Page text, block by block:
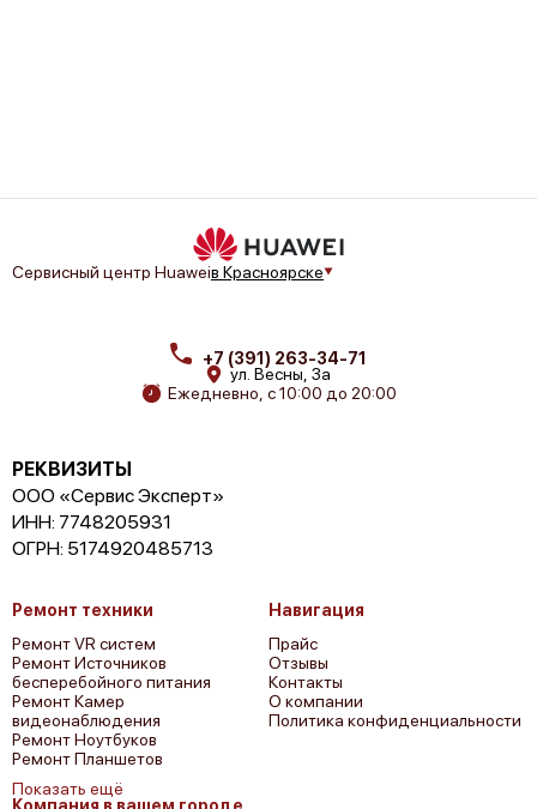
Сервисный центр Huaweiв Красноярске
+7 (391) 263-34-71
ул. Весны, 3а
Ежедневно, с 10:00 до 20:00
РЕКВИЗИТЫ
ООО «Сервис Эксперт»
ИНН: 7748205931
ОГРН: 5174920485713
Ремонт техники
Ремонт VR систем
Ремонт Источников
бесперебойного питания
Ремонт Камер
видеонаблюдения
Ремонт Ноутбуков
Ремонт Планшетов
Показать ещё
Компания в вашем городе
Навигация
Прайс
Отзывы
Контакты
О компании
Политика конфиденциальности